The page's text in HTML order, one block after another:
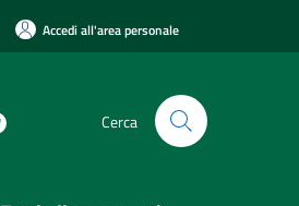
Accedi all'area personale
Cerca